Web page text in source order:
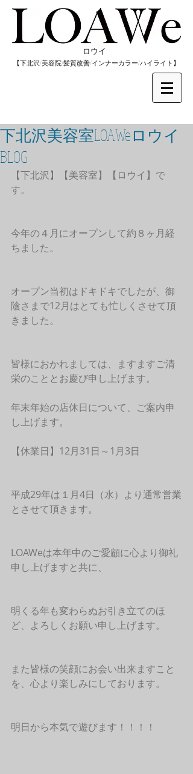
​ロウイ
​【下北沢/美容院/髪質改善/インナーカラー/​ハイライト】
下北沢美容室LOAWeロウイ
BLOG
【下北沢】【美容室】【ロウイ】で
す。
今年の４月にオープンして約８ヶ月経
ちました。
オープン当初はドキドキでしたが、御
陰さまで12月はとても忙しくさせて頂
きました。
皆様におかれましては、ますますご清
栄のこととお慶び申し上げます。
年末年始の店休日について、ご案内申
し上げます。
【休業日】12月31日～1月3日
平成29年は１月4日（水）より通常営業
とさせて頂きます。
LOAWeは本年中のご愛顧に心より御礼
申し上げますと共に、
明くる年も変わらぬお引き立てのほ
ど、よろしくお願い申し上げます。
また皆様の笑顔にお会い出来ますこと
を、心より楽しみにしております。
明日から本気で遊びます！！！！